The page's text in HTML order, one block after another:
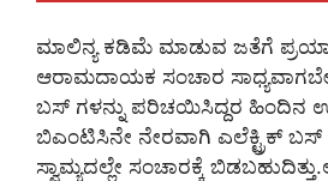
ಮಾಲಿನ್ಯ ಕಡಿಮೆ ಮಾಡುವ ಜತೆಗೆ
ಆರಾಮದಾಯಕ ಸಂಚಾರ
ಬಸ್‌ ಗಳನ್ನು ಪರಿಚಯಿಸಿದ್ದರ ಹಿಂದಿನ
ಬಿಎಂಟಿಸಿನೇ ನೇರವಾಗಿ ಎಲೆಕ್ಟ್ರಿಕ್‌ ಬಸ್
ಸ್ವಾಮ್ಯದಲ್ಲೇ ಸಂಚಾರಕ್ಕೆ